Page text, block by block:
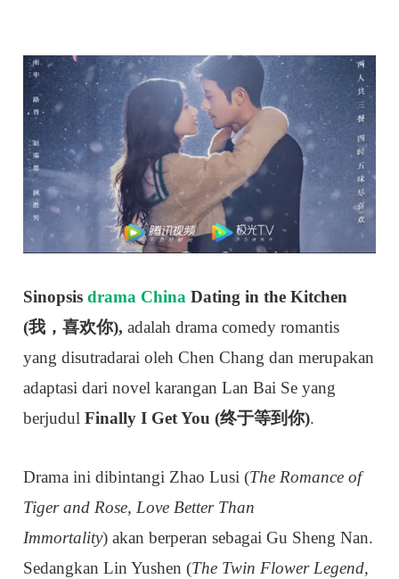
Sinopsisdrama China Dating in the Kitchen
(我，喜欢你), adalah drama comedy romantis
yang disutradarai oleh Chen Chang dan merupakan
adaptasi dari novel karangan Lan Bai Se yang
berjudulFinally I Get You (终于等到你).
Drama ini dibintangi Zhao Lusi (The Romance of
Tiger and Rose, Love Better Than
Immortality) akan berperan sebagai Gu Sheng Nan.
Sedangkan Lin Yushen (The Twin Flower Legend,